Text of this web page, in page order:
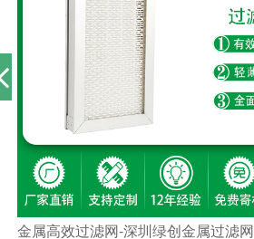
金属高效过滤网-深圳绿创金属过滤网